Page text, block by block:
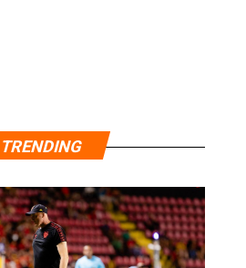
TRENDING